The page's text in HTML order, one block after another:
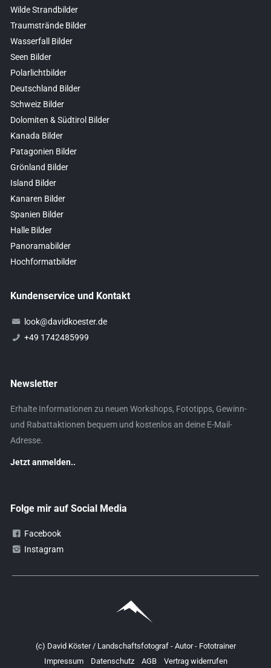
Wilde Strandbilder
Traumstrände Bilder
Wasserfall Bilder
Seen Bilder
Polarlichtbilder
Deutschland Bilder
Schweiz Bilder
Dolomiten & Südtirol Bilder
Kanada Bilder
Patagonien Bilder
Grönland Bilder
Island Bilder
Kanaren Bilder
Spanien Bilder
Halle Bilder
Panoramabilder
Hochformatbilder
Kundenservice und Kontakt
look@davidkoester.de
+49 1742485999
Newsletter
Erhalte Informationen zu neuen Workshops, Fototipps, Gewinn-
und Rabattaktionen bequem und kostenlos an deine E-Mail-
Adresse.
Jetzt anmelden..
Folge mir auf Social Media
Facebook
Instagram
(c) David Köster / Landschaftsfotograf - Autor - Fototrainer
Impressum
Datenschutz AGB Vertrag widerrufen